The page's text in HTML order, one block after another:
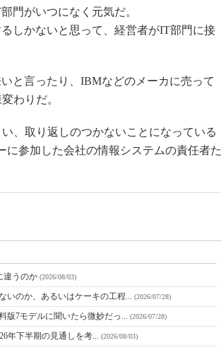
門がいつになく元気だ。
しかないと思って、経営者がIT部門に接
と言ったり、IBMなどのメーカに売って
わりだ。
、取り返しのつかないことになっている
参加した会社の情報システムの責任者た
違うのか (2026/08/03)
いのか、あるいはケーキの工程... (2026/07/28)
版7モデルに聞いたら微妙だっ... (2026/07/28)
年下半期の見通しを考... (2026/08/03)